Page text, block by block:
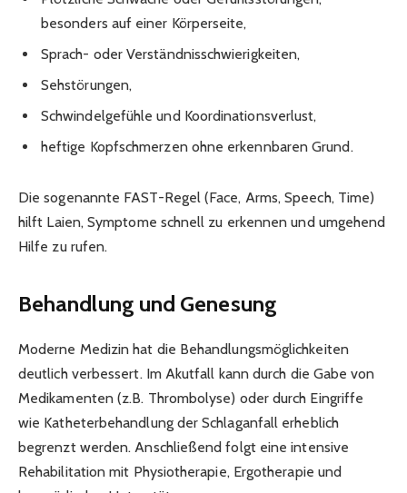
besonders auf einer Körperseite,
Sprach- oder Verständnisschwierigkeiten,
Sehstörungen,
Schwindelgefühle und Koordinationsverlust,
heftige Kopfschmerzen ohne erkennbaren Grund.
Die sogenannte FAST-Regel (Face, Arms, Speech, Time)
hilft Laien, Symptome schnell zu erkennen und umgehend
Hilfe zu rufen.
Behandlung und Genesung
Moderne Medizin hat die Behandlungsmöglichkeiten
deutlich verbessert. Im Akutfall kann durch die Gabe von
Medikamenten (z.B. Thrombolyse) oder durch Eingriffe
wie Katheterbehandlung der Schlaganfall erheblich
begrenzt werden. Anschließend folgt eine intensive
Rehabilitation mit Physiotherapie, Ergotherapie und